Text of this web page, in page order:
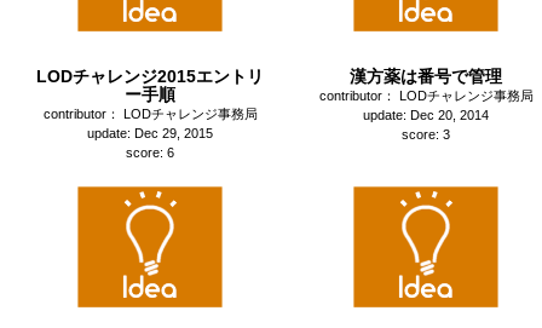
LODチャレンジ2015エントリ
ー手順
contributor： LODチャレンジ事務局
update: Dec 29, 2015
score: 6
漢方薬は番号で管理
contributor： LODチャレンジ事務局
update: Dec 20, 2014
score: 3